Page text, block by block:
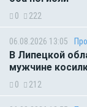
0 222
06.08.2026 13:05
В Липецкой
мужчине
0 212